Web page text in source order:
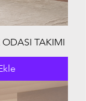
ODASI TAKIMI